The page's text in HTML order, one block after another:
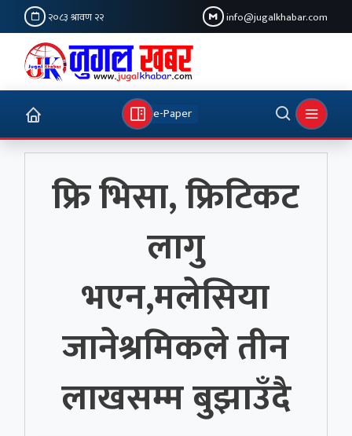
२०८३ श्रावण २२ info@jugalkhabar.com
e-Paper
फ्रि भिसा, फ्रिटिकट
लागु
भएन,मलेसिया
जानेश्रमिकले तीन
लाखसम्म बुझाउँदै